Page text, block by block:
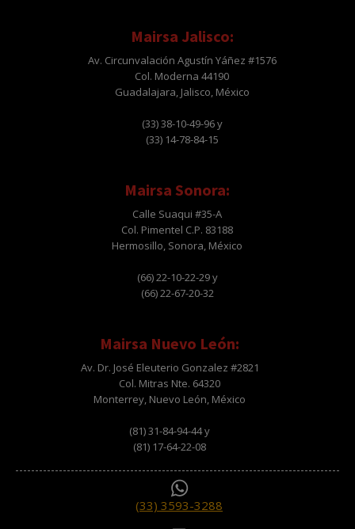
Mairsa Jalisco:
Av. Circunvalación Agustín Yáñez #1576
Col. Moderna 44190
Guadalajara, Jalisco, México
(33) 38-10-49-96 y
(33) 14-78-84-15
Mairsa Sonora:
Calle Suaqui #35-A
Col. Pimentel C.P. 83188
Hermosillo, Sonora, México
(66) 22-10-22-29 y
(66) 22-67-20-32
Mairsa Nuevo León:
Av. Dr. José Eleuterio Gonzalez #2821
Col. Mitras Nte. 64320
Monterrey, Nuevo León, México
(81) 31-84-94-44 y
(81) 17-64-22-08
(33) 3593-3288